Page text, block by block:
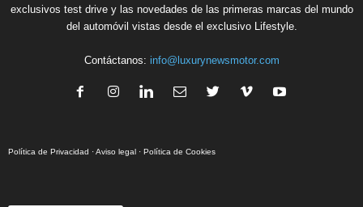
exclusivos test drive y las novedades de las primeras marcas del mundo
del automóvil vistas desde el exclusivo Lifestyle.
Contáctanos: info@luxurynewsmotor.com
Política de Privacidad ·Aviso legal · Política de Cookies